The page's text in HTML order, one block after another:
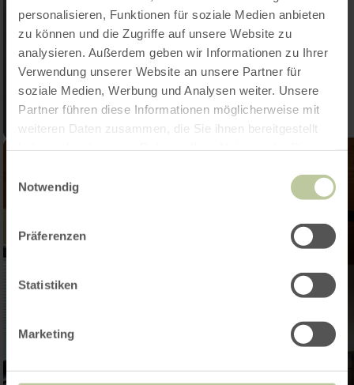
personalisieren, Funktionen für soziale Medien anbieten
zu können und die Zugriffe auf unsere Website zu
analysieren. Außerdem geben wir Informationen zu Ihrer
Verwendung unserer Website an unsere Partner für
soziale Medien, Werbung und Analysen weiter. Unsere
Partner führen diese Informationen möglicherweise mit
weiteren Daten zusammen, die Sie ihnen bereitgestellt
Notwendig
Präferenzen
Statistiken
Marketing